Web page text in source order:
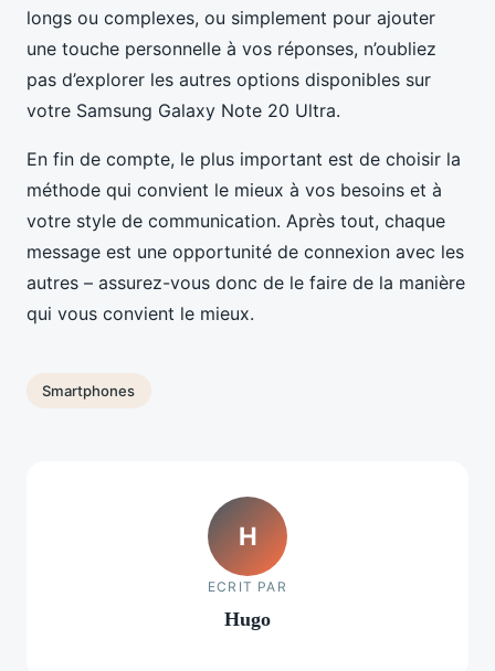
longs ou complexes, ou simplement pour ajouter
une touche personnelle à vos réponses, n’oubliez
pas d’explorer les autres options disponibles sur
votre Samsung Galaxy Note 20 Ultra.
En fin de compte, le plus important est de choisir la
méthode qui convient le mieux à vos besoins et à
votre style de communication. Après tout, chaque
message est une opportunité de connexion avec les
autres – assurez-vous donc de le faire de la manière
qui vous convient le mieux.
Smartphones
H
ECRIT PAR
Hugo